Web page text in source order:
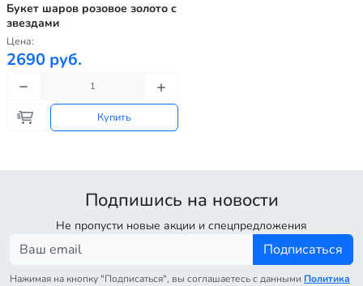
Букет шаров розовое золото с
звездами
Цена:
2690 руб.
Купить
Подпишись на новости
Не пропусти новые акции и спецпредложения
Подписаться
Нажимая на кнопку "Подписаться", вы соглашаетесь с данными Политика